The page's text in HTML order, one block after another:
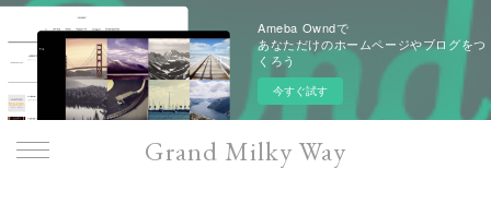
Ameba Owndで
あなただけのホームページやブログをつ
くろう
今すぐ試す
Grand Milky Way